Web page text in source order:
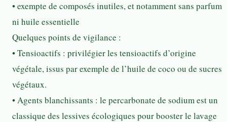
• exempte de composés inutiles, et notamment sans parfum
ni huile essentielle
Quelques points de vigilance :
• Tensioactifs : privilégier les tensioactifs d’origine
végétale, issus par exemple de l’huile de coco ou de sucres
végétaux.
• Agents blanchissants : le percarbonate de sodium est un
classique des lessives écologiques pour booster le lavage